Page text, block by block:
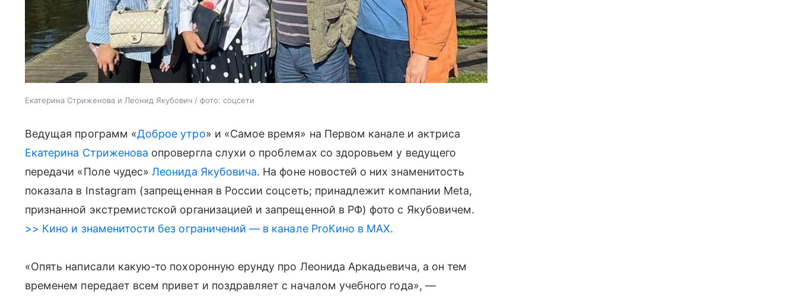
Екатерина Стриженова и Леонид Якубович / фото: соцсети
Ведущая программ «Доброе утро» и «Самое время» на Первом канале и актриса
Екатерина Стриженова опровергла слухи о проблемах со здоровьем у ведущего
передачи «Поле чудес»Леонида Якубовича. На фоне новостей о них знаменитость
показала в Instagram (запрещенная в России соцсеть; принадлежит компании Meta,
признанной экстремистской организацией и запрещенной в РФ) фото с Якубовичем.
>> Кино и знаменитости без ограничений — в канале ProКино в MAX.
«Опять написали какую-то похоронную ерунду про Леонида Аркадьевича, а он тем
временем передает всем привет и поздравляет с началом учебного года», —